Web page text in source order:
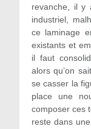
revanche, il y
industriel,
ce laminage
existants et
il faut
alors qu’on
se casser la
place une
composer ces
reste dans